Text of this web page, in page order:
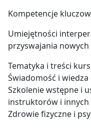
Kompetencje
Umiejętności
przyswajania
Tematyka i treści
Świadomość i
Szkolenie wstępne i
instruktorów i
Zdrowie fizyczne i